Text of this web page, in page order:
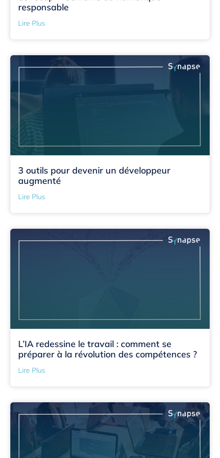
responsable
Lire Plus
3 outils pour devenir un développeur
augmenté
Lire Plus
L’IA redessine le travail : comment se
préparer à la révolution des compétences ?
Lire Plus